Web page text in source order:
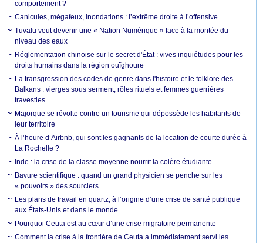
comportement ?
Canicules, mégafeux, inondations : l’extrême droite à l’offensive
Tuvalu veut devenir une « Nation Numérique » face à la montée du
niveau des eaux
Réglementation chinoise sur le secret d'État : vives inquiétudes pour les
droits humains dans la région ouïghoure
La transgression des codes de genre dans l'histoire et le folklore des
Balkans : vierges sous serment, rôles rituels et femmes guerrières
travesties
Majorque se révolte contre un tourisme qui dépossède les habitants de
leur territoire
À l’heure d’Airbnb, qui sont les gagnants de la location de courte durée à
La Rochelle ?
Inde : la crise de la classe moyenne nourrit la colère étudiante
Bavure scientifique : quand un grand physicien se penche sur les
« pouvoirs » des sourciers
Les plans de travail en quartz, à l’origine d’une crise de santé publique
aux États-Unis et dans le monde
Pourquoi Ceuta est au cœur d’une crise migratoire permanente
Comment la crise à la frontière de Ceuta a immédiatement servi les